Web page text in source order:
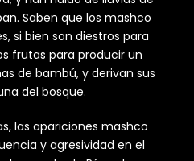
Saben que los mashco
si bien son diestros para
frutas para producir un
de bambú, y derivan sus
del bosque.
las apariciones mashco
y agresividad en el